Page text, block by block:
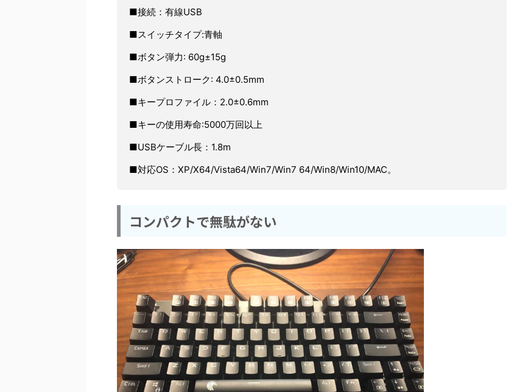
■接続：有線USB
■スイッチタイプ:青軸
■ボタン弾力: 60g±15g
■ボタンストローク: 4.0±0.5mm
■キープロファイル：2.0±0.6mm
■キーの使用寿命:5000万回以上
■USBケーブル長：1.8m
■対応OS：XP/X64/Vista64/Win7/Win7 64/Win8/Win10/MAC。
コンパクトで無駄がない